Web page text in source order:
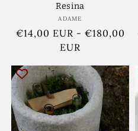
Resina
Ponudnik:
ADAME
Redna
€14,00 EUR - €180,00
EUR